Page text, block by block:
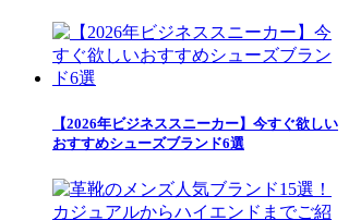
【2026年ビジネススニーカー】今すぐ欲しい
おすすめシューズブランド6選